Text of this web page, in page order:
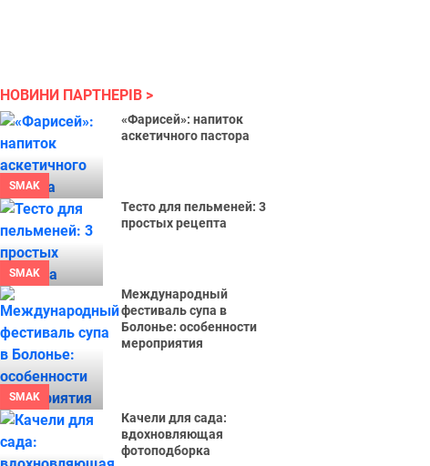
НОВИНИ ПАРТНЕРІВ
SMAK
«Фарисей»: напиток
аскетичного пастора
SMAK
Тесто для пельменей: 3
простых рецепта
SMAK
Международный
фестиваль супа в
Болонье: особенности
мероприятия
Качели для сада:
вдохновляющая
фотоподборка